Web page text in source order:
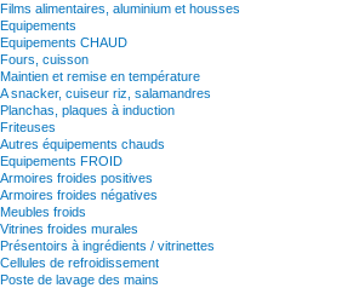
Films alimentaires, aluminium et housses
Equipements
Equipements CHAUD
Fours, cuisson
Maintien et remise en température
A snacker, cuiseur riz, salamandres
Planchas, plaques à induction
Friteuses
Autres équipements chauds
Equipements FROID
Armoires froides positives
Armoires froides négatives
Meubles froids
Vitrines froides murales
Présentoirs à ingrédients / vitrinettes
Cellules de refroidissement
Poste de lavage des mains